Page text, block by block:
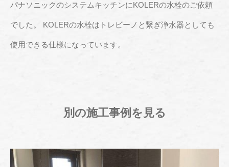
パナソニックのシステムキッチンにKOLERの水栓のご依頼
でした。 KOLERの水栓はトレビーノと繋ぎ浄水器としても
使用できる仕様になっています。
別の施工事例を見る